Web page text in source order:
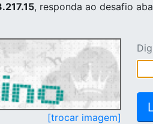
, responda ao desafio
[trocar imagem]